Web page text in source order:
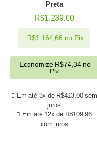
Preta
R$1.239,00
Em até 3x de R$413,00 sem
juros
Em até 12x de R$109,96
com juros
R$1.164,66 no Pix
Economize R$74,34 no
Pix